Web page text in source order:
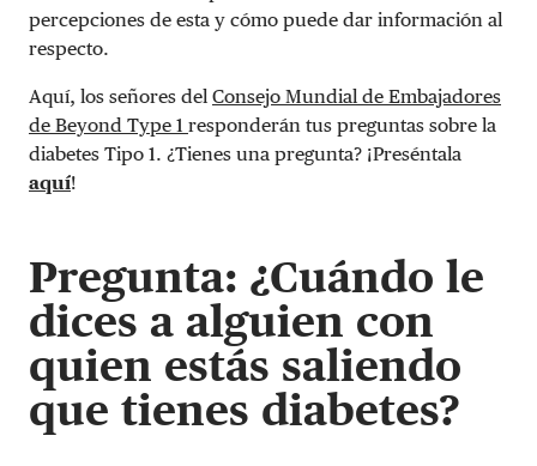
percepciones de esta y cómo puede dar información al
respecto.
Aquí, los señores del Consejo Mundial de Embajadores
de Beyond Type 1 responderán tus preguntas sobre la
diabetes Tipo 1. ¿Tienes una pregunta? ¡Preséntala
aquí!
Pregunta: ¿Cuándo le
dices a alguien con
quien estás saliendo
que tienes diabetes?